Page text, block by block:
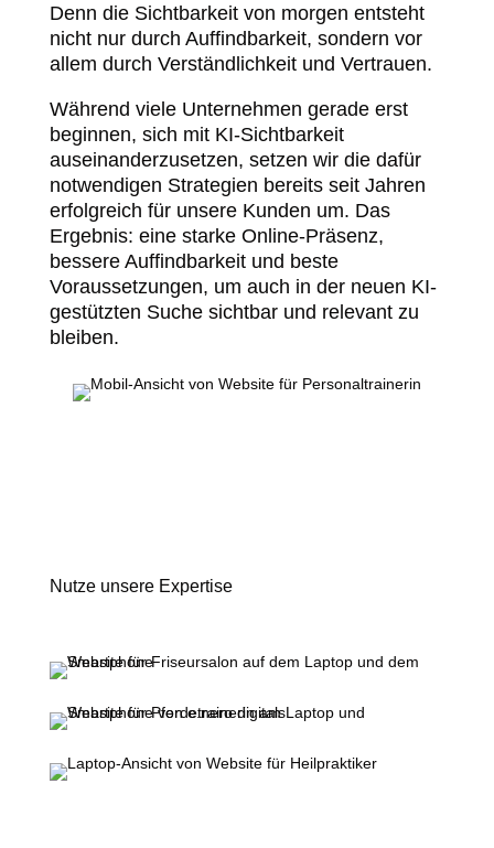
Denn die Sichtbarkeit von morgen entsteht
nicht nur durch Auffindbarkeit, sondern vor
allem durch Verständlichkeit und Vertrauen.
Während viele Unternehmen gerade erst
beginnen, sich mit KI-Sichtbarkeit
auseinanderzusetzen, setzen wir die dafür
notwendigen Strategien bereits seit Jahren
erfolgreich für unsere Kunden um. Das
Ergebnis: eine starke Online-Präsenz,
bessere Auffindbarkeit und beste
Voraussetzungen, um auch in der neuen KI-
gestützten Suche sichtbar und relevant zu
bleiben.
Nutze unsere Expertise